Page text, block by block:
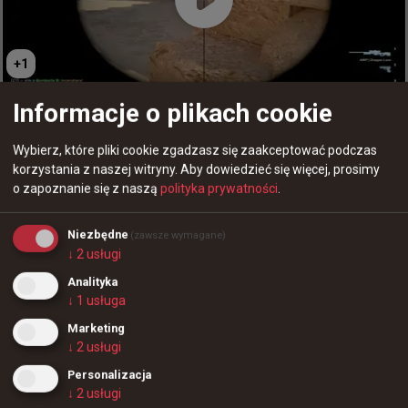
#liquid
Liquid nie pojawi się w najbliższym czasie na wielu
znaczących turniejach
@statsmeister1
Team Liquid NIE otrzymało bezpośredniego
zaproszenia z rankingu VRS na sześć kolejnych
znaczących turniejów.
+1
FACEIT wydłużył czas na komunikację z rywalami w
przerwie meczu
0
Wyczillowany Snax na bootcampie z ekipą
Informacje o plikach cookie
Wybierz, które pliki cookie zgadzasz się zaakceptować podczas
korzystania z naszej witryny. Aby dowiedzieć się więcej, prosimy
o zapoznanie się z naszą polityka prywatności.
Niezbędne (zawsze wymagane)
↓ 2usługi
Analityka
↓ 1 usługa
Marketing
↓ 2usługi
Personalizacja
↓ 2usługi